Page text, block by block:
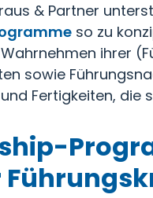
& Partner
so zu
ihrer
sowie
Fertigkeiten, die